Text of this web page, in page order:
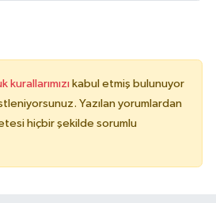
kurallarımızı kabul etmiş bulunuyor
Yazılan yorumlardan
hiçbir şekilde sorumlu